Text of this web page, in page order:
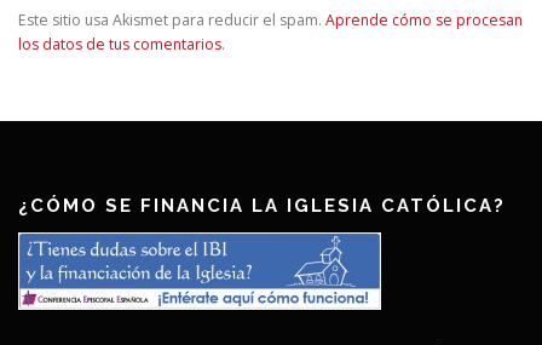
Este sitio usa Akismet para reducir el spam. Aprende cómo se procesan
los datos de tus comentarios.
¿CÓMO SE FINANCIA LA IGLESIA CATÓLICA?